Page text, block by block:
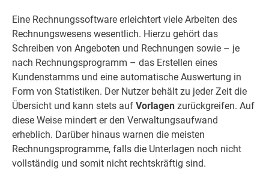
Eine Rechnungssoftware erleichtert viele Arbeiten des
Rechnungswesens wesentlich. Hierzu gehört das
Schreiben von Angeboten und Rechnungen sowie – je
nach Rechnungsprogramm – das Erstellen eines
Kundenstamms und eine automatische Auswertung in
Form von Statistiken. Der Nutzer behält zu jeder Zeit die
Übersicht und kann stets auf Vorlagen zurückgreifen. Auf
diese Weise mindert er den Verwaltungsaufwand
erheblich. Darüber hinaus warnen die meisten
Rechnungsprogramme, falls die Unterlagen noch nicht
vollständig und somit nicht rechtskräftig sind.